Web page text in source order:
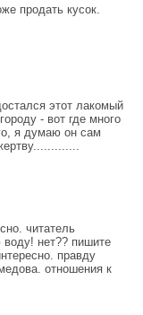
продать кусок.
этот лакомый
- вот где много
я думаю он сам
читатель
нет?? пишите
правду
отношения к